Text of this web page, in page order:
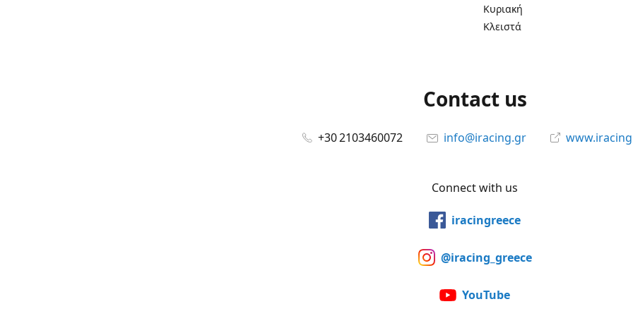
Κυριακή
Κλειστά
Contact us
+30 2103460072 info@iracing.gr
Connect with us
iracingreece
@iracing_greece
YouTube